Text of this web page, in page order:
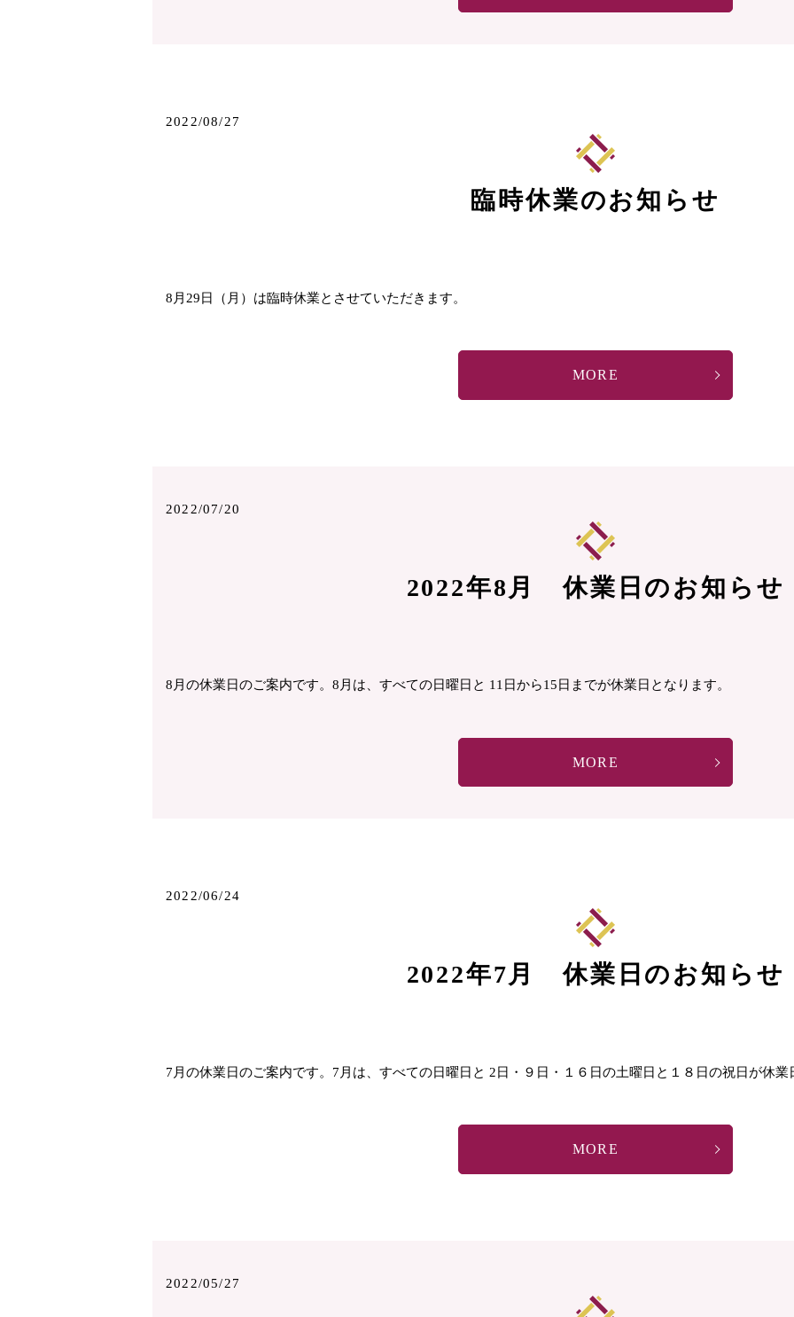
2022/08/27
臨時休業のお知らせ
8月29日（月）は臨時休業とさせていただきます。
MORE
2022/07/20
2022年8月 休業日のお知らせ
8月の休業日のご案内です。8月は、すべての日曜日と 11日から15日までが休業日となります。
MORE
2022/06/24
2022年7月 休業日のお知らせ
7月の休業日のご案内です。7月は、すべての日曜日と 2日・９日・１６日の土曜日と１８日の祝日が休業
MORE
2022/05/27